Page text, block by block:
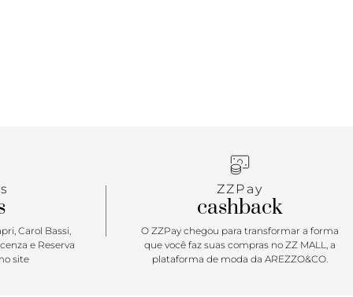
Carol Bassi,
e Reserva
site
ZZPay
cashback
O ZZPay chegou para transformar a forma
que você faz suas compras no ZZ MALL, a
plataforma de moda da AREZZO&CO.